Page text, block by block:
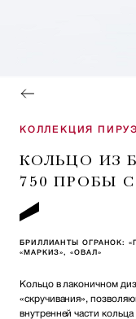
КОЛЛЕКЦИЯ
КОЛЬЦО ИЗ
750 ПРОБЫ
БРИЛЛИАНТЫ ОГРАНОК:
«МАРКИЗ», «ОВАЛ»
Кольцо в лаконичном
«скручивания»,
внутренней части